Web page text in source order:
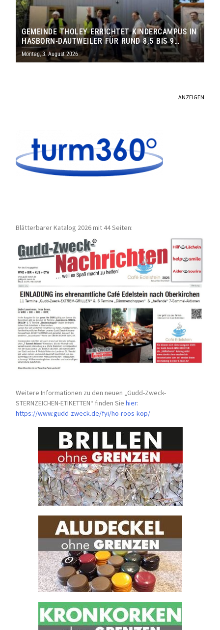
GEMEINDE THOLEY ERRICHTET KINDERCAMPUS IN
HASBORN-DAUTWEILER FÜR RUND 8,5 BIS 9
MILLIONEN EURO
Montag, 3. August 2026
ANZEIGEN
Blätterbarer Katalog 2026 mit 44 Seiten:
Weitere Informationen zu den neuen „Gudd-Zweck-
STERNZEICHEN-ETIKETTEN“ finden Siehier:
https://www.gudd-zweck.de/fyi/ho-roos-kop/